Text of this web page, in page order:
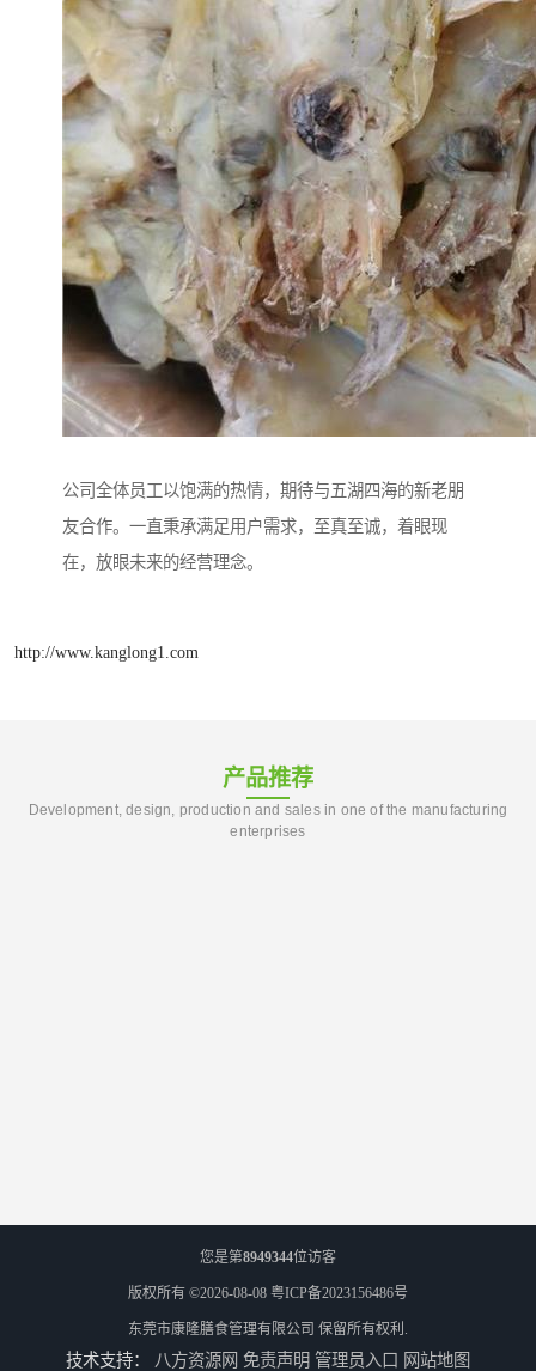
公司全体员工以饱满的热情，期待与五湖四海的新老朋
友合作。一直秉承满足用户需求，至真至诚，着眼现
在，放眼未来的经营理念。
http://www.kanglong1.com
产品推荐
Development, design, production and sales in one of the manufacturing
enterprises
您是第8949344位访客
版权所有 ©2026-08-08 粤ICP备2023156486号
东莞市康隆膳食管理有限公司 保留所有权利.
技术支持： 八方资源网 免责声明 管理员入口 网站地图